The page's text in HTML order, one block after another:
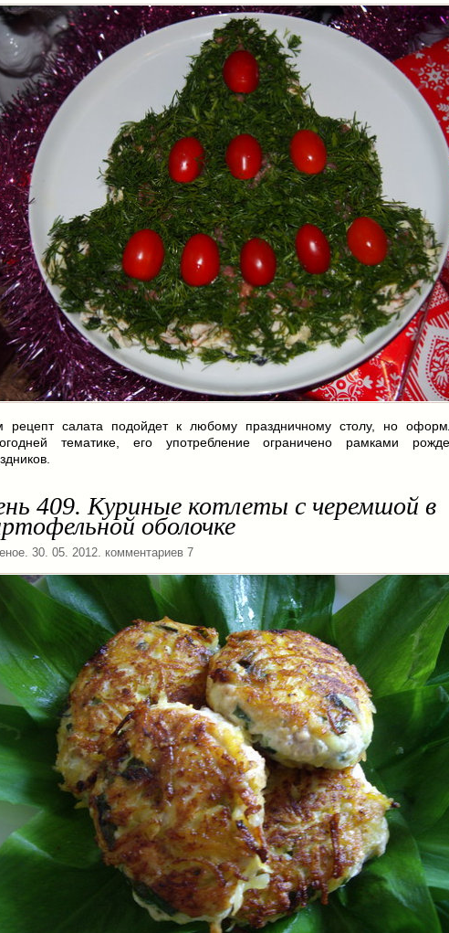
рецепт салата подойдет к любому праздничному столу, но
тематике, его употребление ограничено рамками
409. Куриные котлеты с черемшой в
оболочке
. 30. 05. 2012. комментариев 7